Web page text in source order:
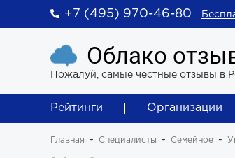
+7 (495) 970-46-80
Облако
Пожалуй, самые честные отзывы в
Рейтинги Организации
Главная Специалисты Семейное